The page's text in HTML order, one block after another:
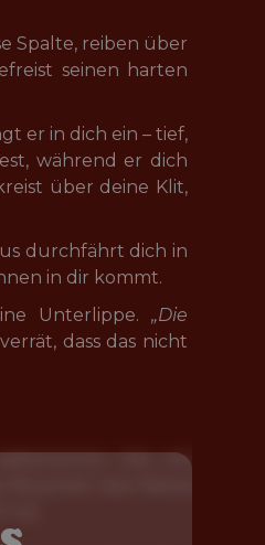
Spalte, reiben über
seinen harten
er in dich ein – tief,
während er dich
über deine Klit,
durchfährt dich in
in dir kommt.
Unterlippe. „Die
dass das nicht